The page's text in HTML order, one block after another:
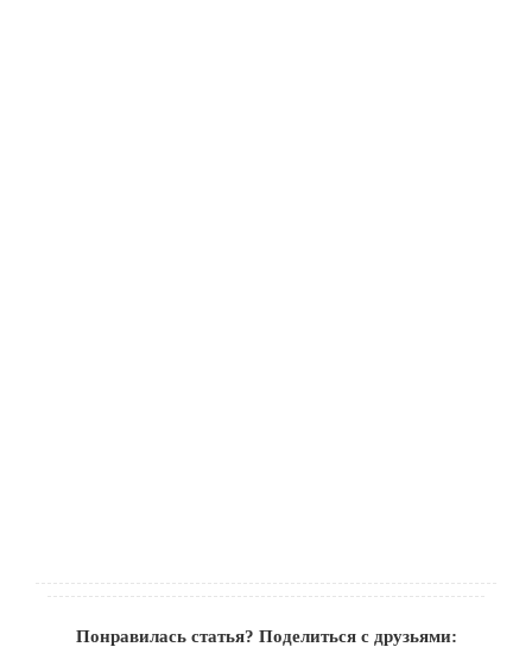
Понравилась статья? Поделиться с друзьями: